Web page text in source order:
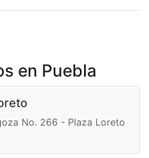
en Puebla
No. 266 - Plaza Loreto